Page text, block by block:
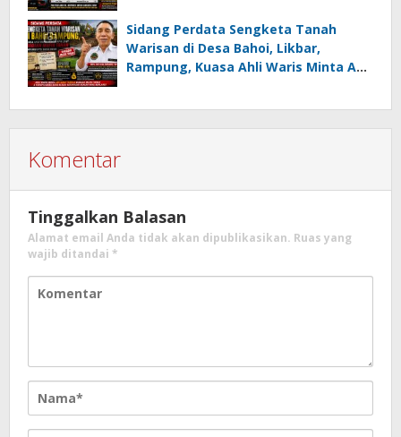
05 MC JOE Sapu Bersih Tiga Gelar
Juara Umum
Sidang Perdata Sengketa Tanah
Warisan di Desa Bahoi, Likbar,
Rampung, Kuasa Ahli Waris Minta APH
Komentar
Tinggalkan Balasan
Alamat email Anda tidak akan dipublikasikan. Ruas yang
wajib ditandai *